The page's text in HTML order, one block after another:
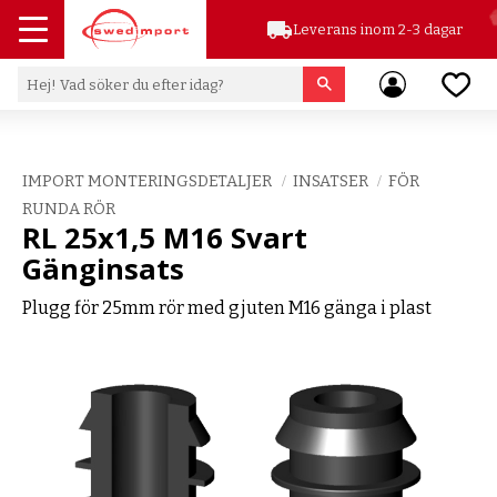
Meny
local_shippingLeverans inom 2-3 dagar
IMPORT MONTERINGSDETALJER INSATSER
FÖR
RUNDA RÖR
RL 25x1,5 M16 Svart
Gänginsats
Plugg för 25mm rör med gjuten M16 gänga i plast